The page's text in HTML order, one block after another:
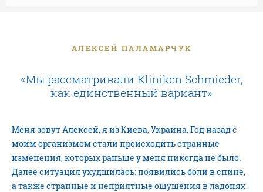
АЛЕКСЕЙ ПАЛАМАРЧУК
«Мы рассматривали Kliniken Schmieder,
как единственный вариант»
Меня зовут Алексей, я из Киева, Украина. Год назад с
моим организмом стали происходить странные
изменения, которых раньше у меня никогда не было.
Далее ситуация ухудшилась: появились боли в спине,
а также странные и неприятные ощущения в ладонях